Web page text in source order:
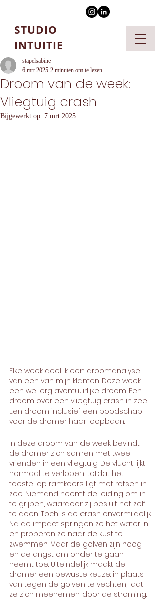
STUDIO
INTUITIE
Droom van de week:
Vliegtuig crash
stapelsabine
6 mrt 2025 2 minuten om te lezen
Bijgewerkt op: 7 mrt 2025
Elke week deel ik een droomanalyse
van een van mijn klanten. Deze week
een wel erg avontuurlijke droom. Een
droom over een vliegtuig crash in zee.
Een droom inclusief een boodschap
voor de dromer haar loopbaan.
In deze droom van de week bevindt
de dromer zich samen met twee
vrienden in een vliegtuig. De vlucht lijkt
normaal te verlopen, totdat het
toestel op ramkoers ligt met rotsen in
zee. Niemand neemt de leiding om in
te grijpen, waardoor zij besluit het zelf
te doen. Toch is de crash onvermijdelijk.
Na de impact springen ze het water in
en proberen ze naar de kust te
zwemmen. Maar de golven zijn hoog
en de angst om onder te gaan
neemt toe. Uiteindelijk maakt de
dromer een bewuste keuze: in plaats
van tegen de golven te vechten, laat
ze zich meenemen door de stroming.